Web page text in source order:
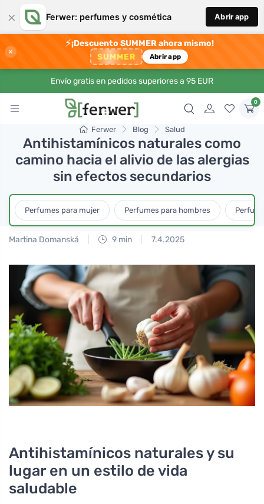
× Ferwer: perfumes y cosmética Abrir app
×
⚡¡Descuento SUMMER ahora mismo!
SUMMER Abrir app
Envío gratis en pedidos superiores a 95 EUR
0
Ferwer Blog Salud
Antihistamínicos naturales como
camino hacia el alivio de las alergias
sin efectos secundarios
Perfumes para mujer Perfumes para hombres
Martina Domanská 9 min 7.4.2025
Antihistamínicos naturales y su
lugar en un estilo de vida
saludable